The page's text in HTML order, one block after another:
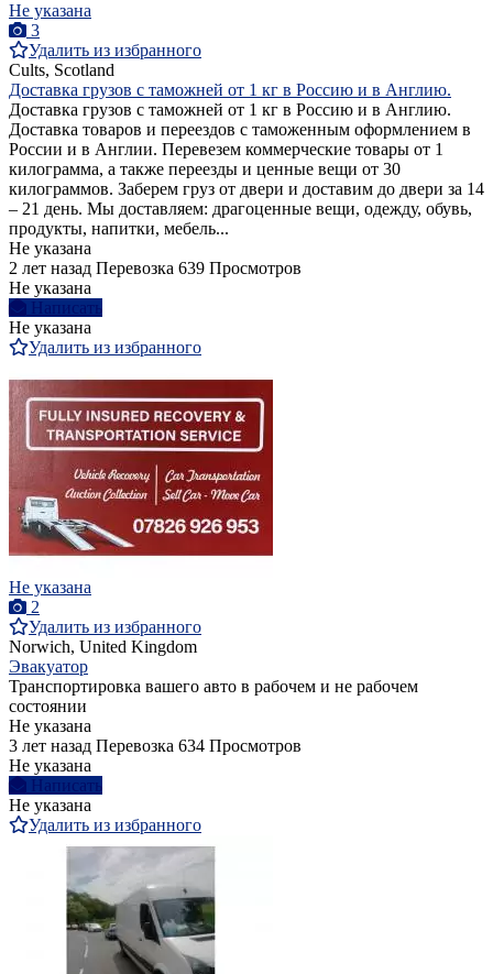
Не указана
3
Удалить из избранного
Cults, Scotland
Доставка грузов с таможней от 1 кг в Россию и в Англию.
Доставка грузов с таможней от 1 кг в Россию и в Англию.
Доставка товаров и переездов с таможенным оформлением в
России и в Англии. Перевезем коммерческие товары от 1
килограмма, а также переезды и ценные вещи от 30
килограммов. Заберем груз от двери и доставим до двери за 14
– 21 день. Мы доставляем: драгоценные вещи, одежду, обувь,
продукты, напитки, мебель...
Не указана
2 лет назад Перевозка 639 Просмотров
Не указана
Написать
Не указана
Удалить из избранного
Не указана
2
Удалить из избранного
Norwich, United Kingdom
Эвакуатор
Транспортировка вашего авто в рабочем и не рабочем
состоянии
Не указана
3 лет назад Перевозка 634 Просмотров
Не указана
Написать
Не указана
Удалить из избранного